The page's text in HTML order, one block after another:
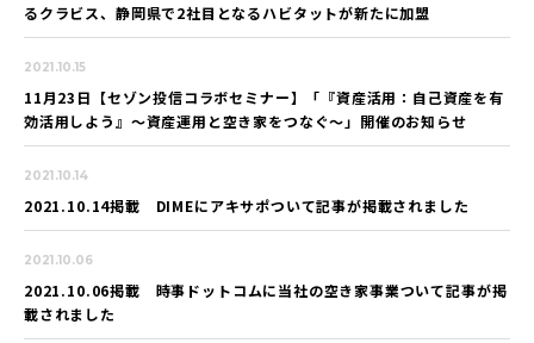
るクラビス、静岡県で2社目となるハビタットが新たに加盟
2021.10.15
11月23日【セゾン投信コラボセミナー】「『資産活用：自己資産を有
効活用しよう』～資産運用と空き家をつなぐ～」開催のお知らせ
2021.10.14
2021.10.14掲載 DIMEにアキサポついて記事が掲載されました
2021.10.06
2021.10.06掲載 時事ドットコムに当社の空き家事業ついて記事が掲
載されました